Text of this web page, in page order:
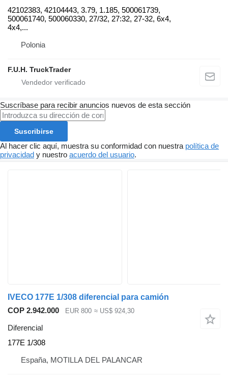
42102383, 42104443, 3.79, 1.185, 500061739,
500061740, 500060330, 27/32, 27:32, 27-32, 6x4,
4x4,...
Polonia
F.U.H. TruckTrader
Suscríbase para recibir anuncios nuevos de esta sección
Suscribirse
Al hacer clic aquí, muestra su conformidad con nuestra política de
privacidad y nuestro acuerdo del usuario.
IVECO 177E 1/308 diferencial para camión
COP 2.942.000
EUR 800 ≈ US$ 924,30
Diferencial
177E 1/308
España, MOTILLA DEL PALANCAR